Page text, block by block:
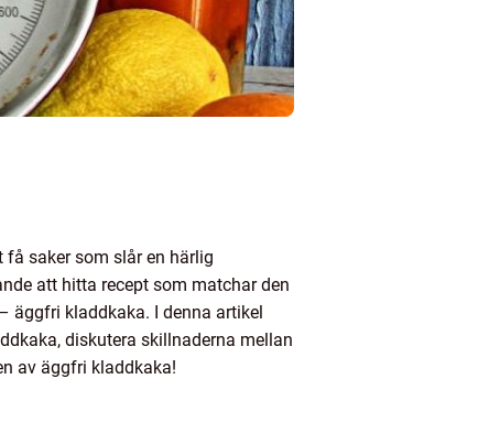
få saker som slår en härlig
att hitta recept som matchar den
äggfri kladdkaka. I denna artikel
diskutera skillnaderna mellan
av äggfri kladdkaka!